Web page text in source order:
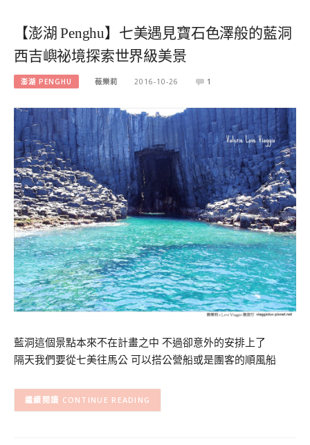
【澎湖 Penghu】七美遇見寶石色澤般的藍洞
西吉嶼祕境探索世界級美景
澎湖 PENGHU 薇樂莉 2016-10-26 1
藍洞這個景點本來不在計畫之中 不過卻意外的安排上了
隔天我們要從七美往馬公 可以搭公營船或是團客的順風船
CONTINUE READING